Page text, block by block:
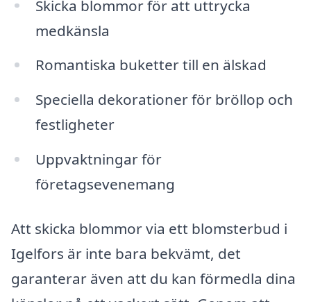
Skicka blommor för att uttrycka
medkänsla
Romantiska buketter till en älskad
Speciella dekorationer för bröllop och
festligheter
Uppvaktningar för
företagsevenemang
Att skicka blommor via ett blomsterbud i
Igelfors är inte bara bekvämt, det
garanterar även att du kan förmedla dina